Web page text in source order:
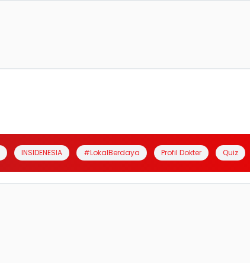
INSIDENESIA #LokalBerdaya Profil Dokter Quiz